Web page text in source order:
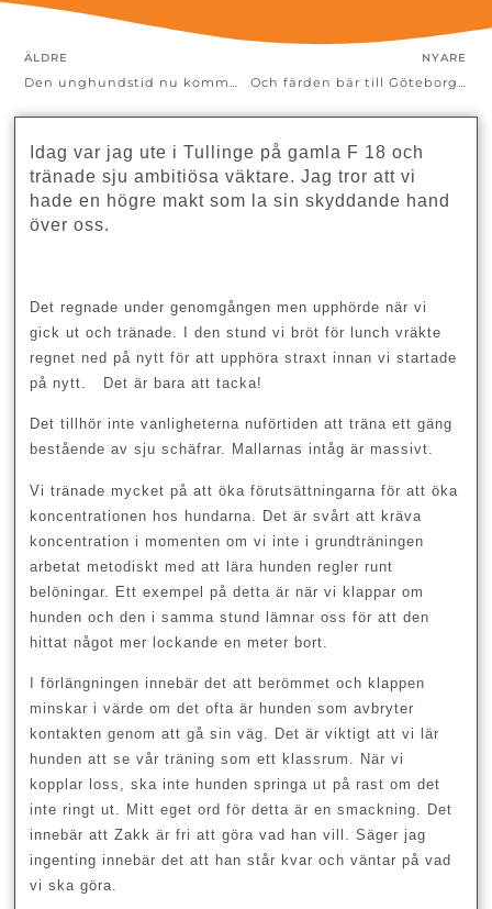
ÄLDRE
Den unghundstid nu kommer, där lust och…..
NYARE
Och färden bär till Göteborg…
Idag var jag ute i Tullinge på gamla F 18 och
tränade sju ambitiösa väktare. Jag tror att vi
hade en högre makt som la sin skyddande hand
över oss.
Det regnade under genomgången men upphörde när vi
gick ut och tränade. I den stund vi bröt för lunch vräkte
regnet ned på nytt för att upphöra straxt innan vi startade
på nytt.
Det är bara att tacka!
Det tillhör inte vanligheterna nuförtiden att träna ett gäng
bestående av sju schäfrar. Mallarnas intåg är massivt.
Vi tränade mycket på att öka förutsättningarna för att öka
koncentrationen hos hundarna. Det är svårt att kräva
koncentration i momenten om vi inte i grundträningen
arbetat metodiskt med att lära hunden regler runt
belöningar. Ett exempel på detta är när vi klappar om
hunden och den i samma stund lämnar oss för att den
hittat något mer lockande en meter bort.
I förlängningen innebär det att berömmet och klappen
minskar i värde om det ofta är hunden som avbryter
kontakten genom att gå sin väg. Det är viktigt att vi lär
hunden att se vår träning som ett klassrum. När vi
kopplar loss, ska inte hunden springa ut på rast om det
inte ringt ut. Mitt eget ord för detta är en smackning. Det
innebär att Zakk är fri att göra vad han vill. Säger jag
ingenting innebär det att han står kvar och väntar på vad
vi ska göra.